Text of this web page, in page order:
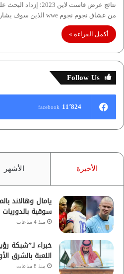
نتائج عرض فاست لاين
من عشاق نجوم نجوم wwe الذين سوف يشاركون…
أكمل القراءة »
Follow Us
11٬824 facebook
الأخيرة الأشهر
يامال وهالاند
سوقية بالدوريات
منذ 4 ساعات
خبراء لـ”شبكة
اللعبة بالشرق
منذ 8 ساعات